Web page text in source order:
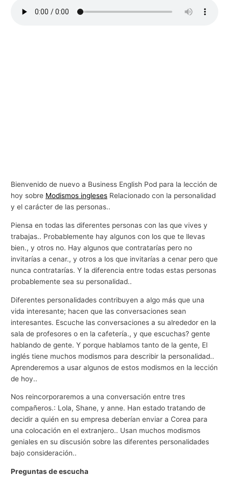
Bienvenido de nuevo a Business English Pod para la lección de
hoy sobre Modismos ingleses Relacionado con la personalidad
y el carácter de las personas..
Piensa en todas las diferentes personas con las que vives y
trabajas.. Probablemente hay algunos con los que te llevas
bien., y otros no. Hay algunos que contratarías pero no
invitarías a cenar., y otros a los que invitarías a cenar pero que
nunca contratarías. Y la diferencia entre todas estas personas
probablemente sea su personalidad..
Diferentes personalidades contribuyen a algo más que una
vida interesante; hacen que las conversaciones sean
interesantes. Escuche las conversaciones a su alrededor en la
sala de profesores o en la cafetería., y que escuchas? gente
hablando de gente. Y porque hablamos tanto de la gente, El
inglés tiene muchos modismos para describir la personalidad..
Aprenderemos a usar algunos de estos modismos en la lección
de hoy..
Nos reincorporaremos a una conversación entre tres
compañeros.: Lola, Shane, y anne. Han estado tratando de
decidir a quién en su empresa deberían enviar a Corea para
una colocación en el extranjero.. Usan muchos modismos
geniales en su discusión sobre las diferentes personalidades
bajo consideración..
Preguntas de escucha